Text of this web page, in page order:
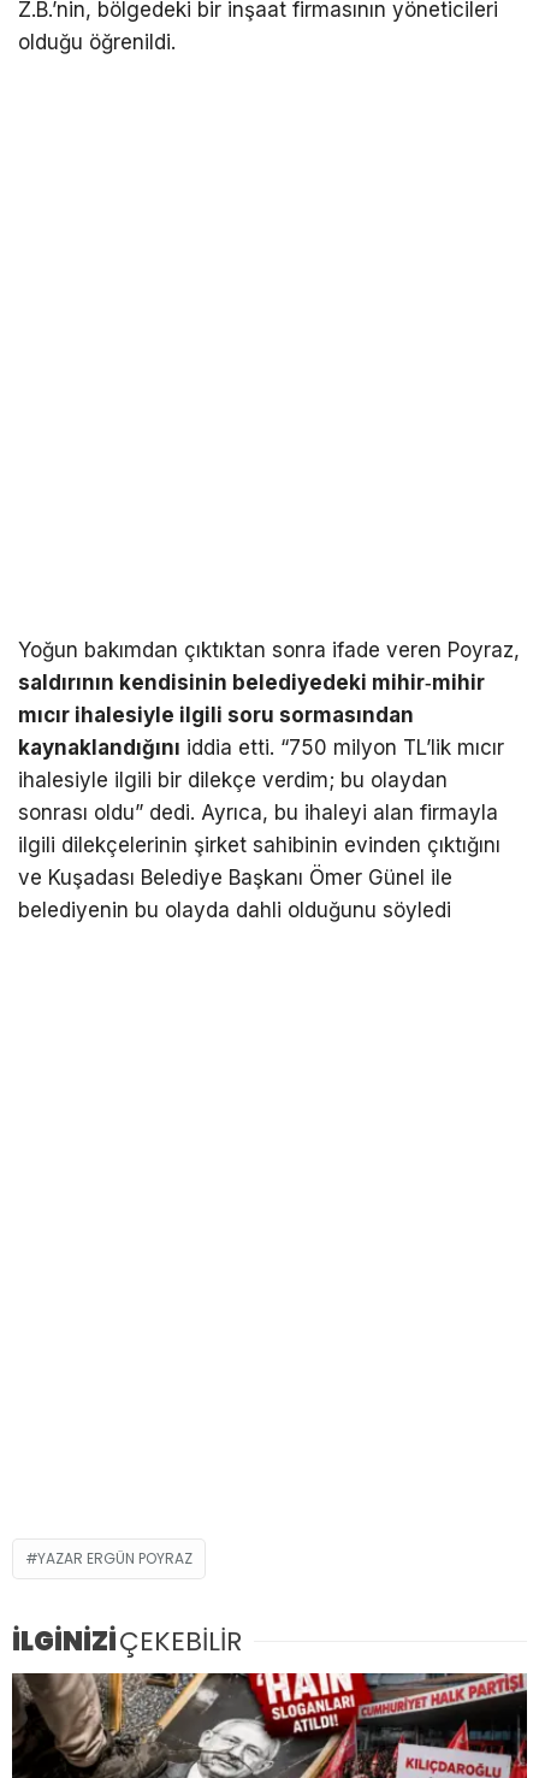
Z.B.’nin, bölgedeki bir inşaat firmasının yöneticileri
olduğu öğrenildi.
Yoğun bakımdan çıktıktan sonra ifade veren Poyraz,
saldırının kendisinin belediyedeki mihir‑mihir
mıcır ihalesiyle ilgili soru sormasından
kaynaklandığını iddia etti. “750 milyon TL’lik mıcır
ihalesiyle ilgili bir dilekçe verdim; bu olaydan
sonrası oldu” dedi. Ayrıca, bu ihaleyi alan firmayla
ilgili dilekçelerinin şirket sahibinin evinden çıktığını
ve Kuşadası Belediye Başkanı Ömer Günel ile
belediyenin bu olayda dahli olduğunu söyledi
YAZAR ERGÜN POYRAZ
İLGİNİZİÇEKEBİLİR